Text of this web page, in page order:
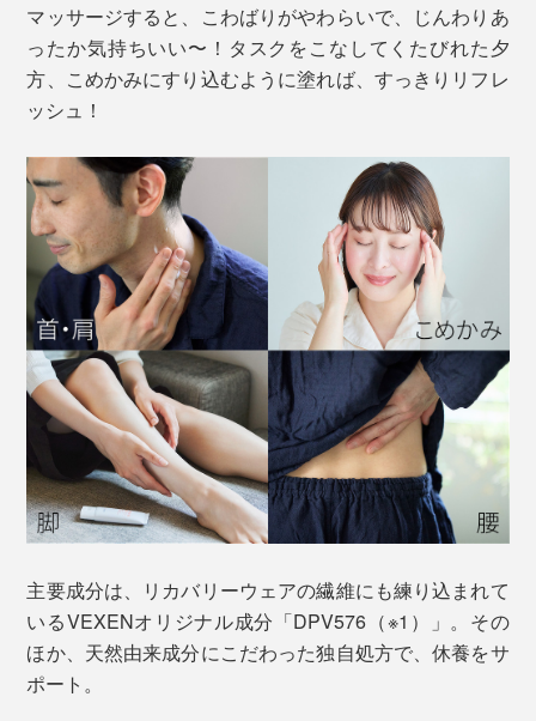
マッサージすると、こわばりがやわらいで、じんわりあ
ったか気持ちいい〜！タスクをこなしてくたびれた夕
方、こめかみにすり込むように塗れば、すっきりリフレ
ッシュ！
主要成分は、リカバリーウェアの繊維にも練り込まれて
いるVEXENオリジナル成分「DPV576（※1）」。その
ほか、天然由来成分にこだわった独自処方で、休養をサ
ポート。